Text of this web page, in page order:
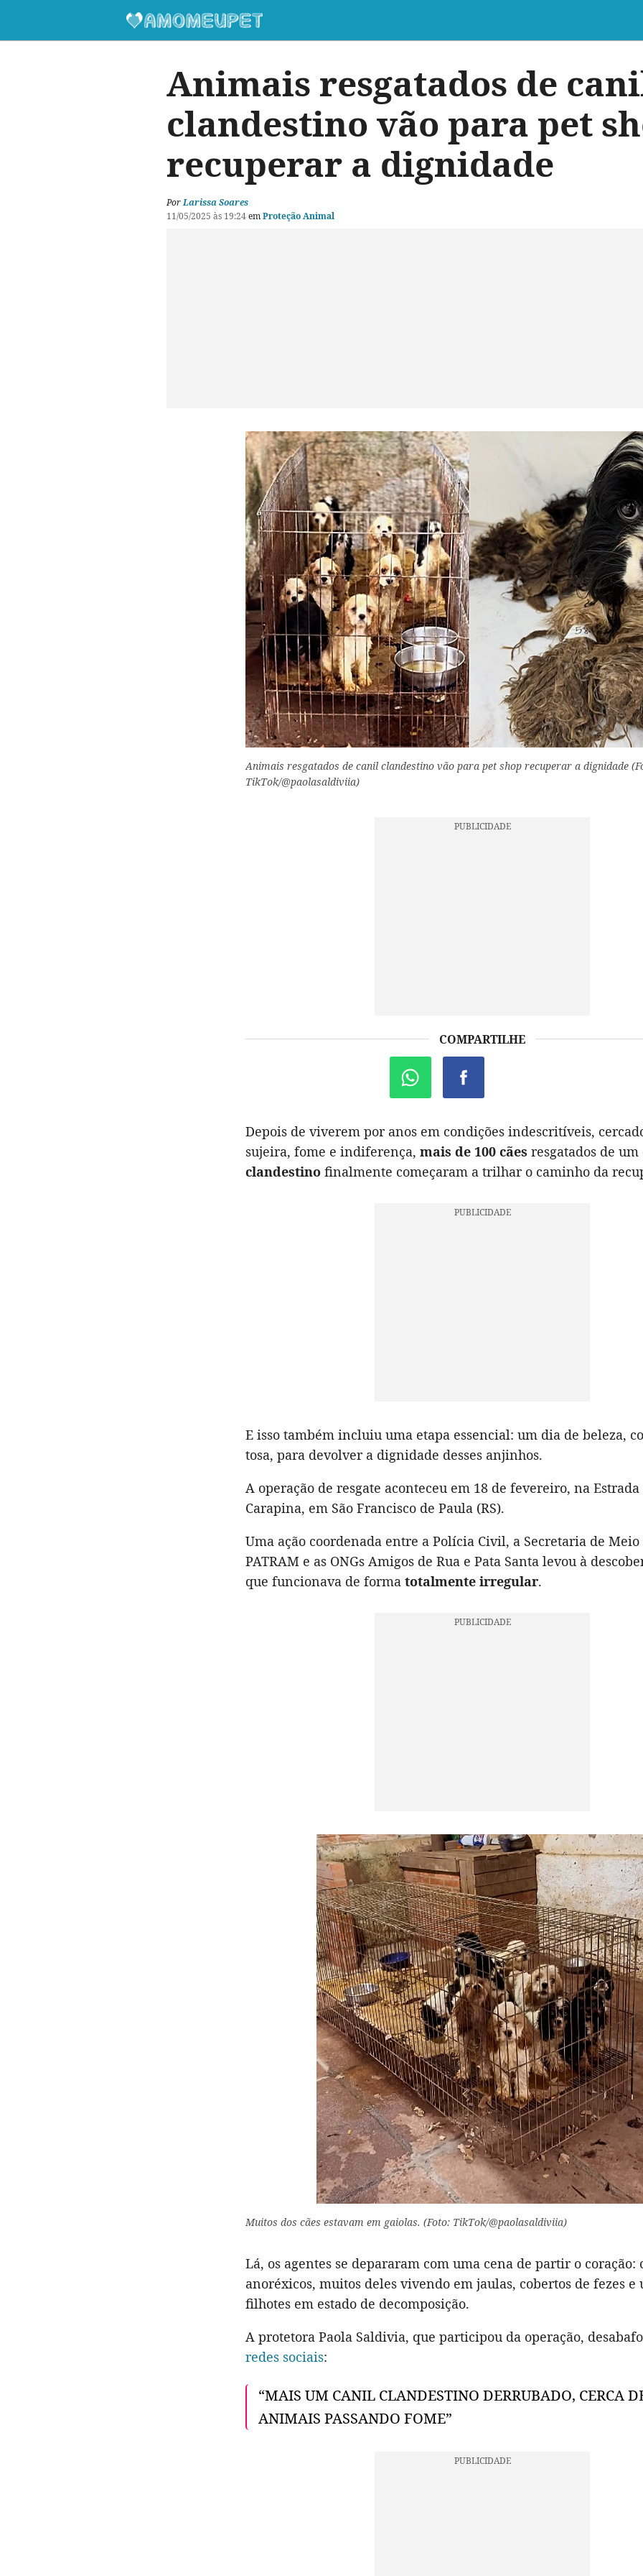
Animais resgatados de
clandestino vão para pet
recuperar a dignidade
PorLarissa Soares
11/05/2025 às 19:24emProteção Animal
Animais resgatados de canil clandestino vão para pet shop recuperar a dignidade
TikTok/@paolasaldiviia)
COMPARTILHE
Depois de viverem por anos em condições indescritíveis,
sujeira, fome e indiferença, mais de 100 cães resgatados de um
clandestino finalmente começaram a trilhar o caminho da
E isso também incluiu uma etapa essencial: um dia de beleza,
tosa, para devolver a dignidade desses anjinhos.
A operação de resgate aconteceu em 18 de fevereiro, na Estrada
Carapina, em São Francisco de Paula (RS).
Uma ação coordenada entre a Polícia Civil, a Secretaria de
PATRAM e as ONGs Amigos de Rua e Pata Santa levou à
que funcionava de forma totalmente irregular.
Muitos dos cães estavam em gaiolas. (Foto: TikTok/@paolasaldiviia)
Lá, os agentes se depararam com uma cena de partir o coração:
anoréxicos, muitos deles vivendo em jaulas, cobertos de fezes e
filhotes em estado de decomposição.
A protetora Paola Saldivia, que participou da operação,
redes sociais:
“MAIS UM CANIL CLANDESTINO DERRUBADO, CERCA
ANIMAIS PASSANDO FOME”